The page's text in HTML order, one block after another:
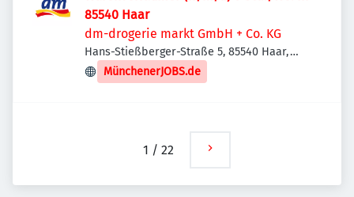
85540 Haar
dm-drogerie markt GmbH + Co. KG
Hans-Stießberger-Straße 5, 85540 Haar,
Deutschland
MünchenerJOBS.de
1 / 22